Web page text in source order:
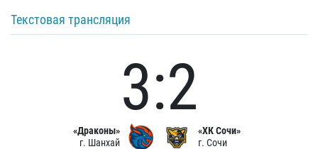
Текстовая трансляция
«Драконы»
г. Шанхай
3:2
«ХК Сочи»
г. Сочи